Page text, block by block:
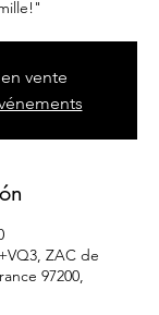
vente
ZAC de
97200,